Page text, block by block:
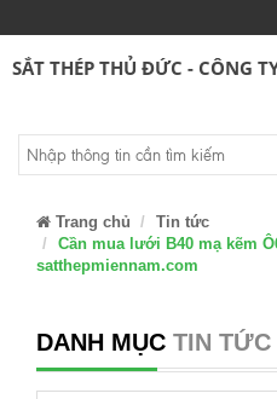
SẮT THÉP THỦ ĐỨC - CÔNG
Trang chủ
Tin tức
Cần mua lưới B40 mạ kẽm
satthepmiennam.com
DANH MỤC TIN TỨC